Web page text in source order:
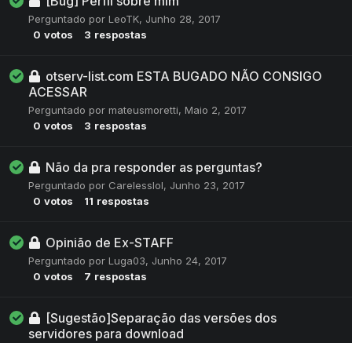
Perguntado por LeoTK, Junho 28, 2017
0 votos 3 respostas
otserv-list.com ESTA BUGADO NÃO CONSIGO
ACESSAR
Perguntado por mateusmoretti, Maio 2, 2017
0 votos 3 respostas
Não da pra responder as perguntas?
Perguntado por Carelesslol, Junho 23, 2017
0 votos 11 respostas
Opinião de Ex-STAFF
Perguntado por Luga03, Junho 24, 2017
0 votos 7 respostas
[Sugestão]Separação das versões dos
servidores para download